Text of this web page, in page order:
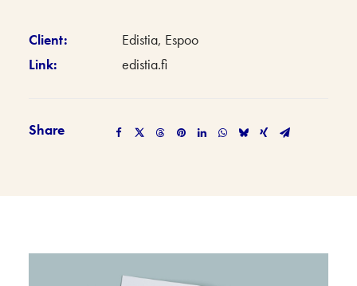
Client:
Edistia, Espoo
Link:
edistia.fi
Share